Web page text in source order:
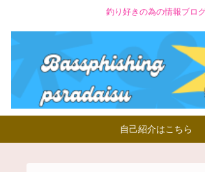
釣り好きの為の情報ブロ
自己紹介はこちら